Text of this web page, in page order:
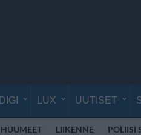
DIGI LUX UUTISET
HUUMEET LIIKENNE POLIISI